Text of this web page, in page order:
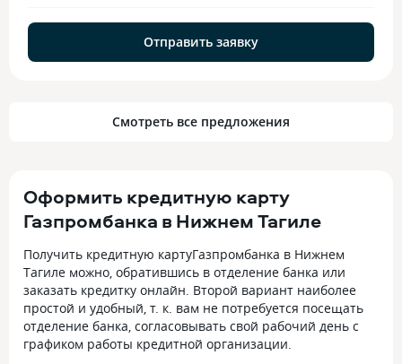
Отправить заявку
Смотреть все предложения
Оформить кредитную карту
Газпромбанка в Нижнем Тагиле
Получить кредитную картуГазпромбанка в Нижнем
Тагиле можно, обратившись в отделение банка или
заказать кредитку онлайн. Второй вариант наиболее
простой и удобный, т. к. вам не потребуется посещать
отделение банка, согласовывать свой рабочий день с
графиком работы кредитной организации.